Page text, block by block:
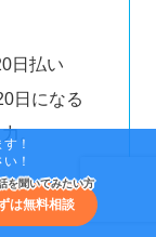
日払い
日になる
。
！
！
は無料相談